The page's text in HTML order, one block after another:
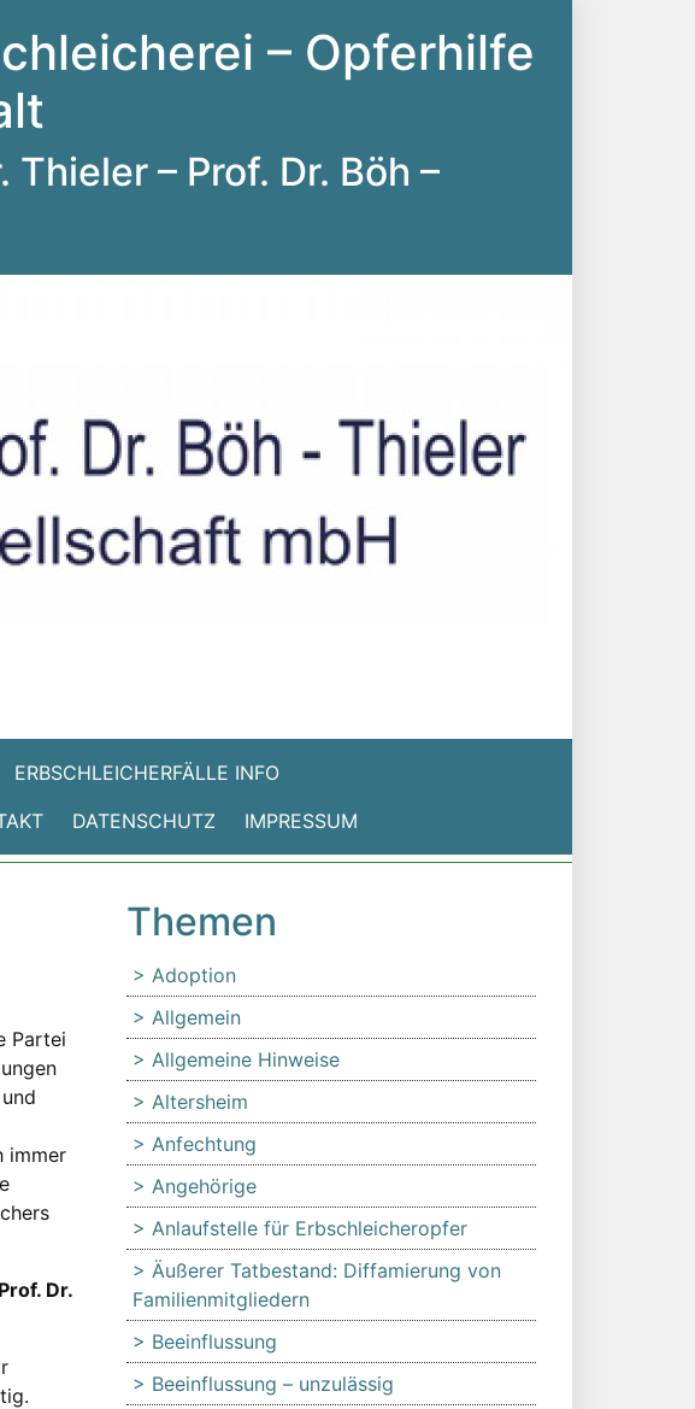
– Opferhilfe
– Prof. Dr. Böh –
ERBSCHLEICHERFÄLLE INFO
DATENSCHUTZ IMPRESSUM
Partei
immer
Prof. Dr.
Themen
Adoption
Allgemein
Allgemeine Hinweise
Altersheim
Anfechtung
Angehörige
Anlaufstelle für Erbschleicheropfer
Äußerer Tatbestand: Diffamierung von
Familienmitgliedern
Beeinflussung
Beeinflussung – unzulässig